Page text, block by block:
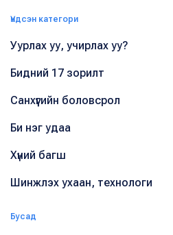
Үндсэн категори
Уурлах уу, учирлах уу?
Бидний 17 зорилт
Санхүүгийн боловсрол
Би нэг удаа
Хүний багш
Шинжлэх ухаан, технологи
Бусад